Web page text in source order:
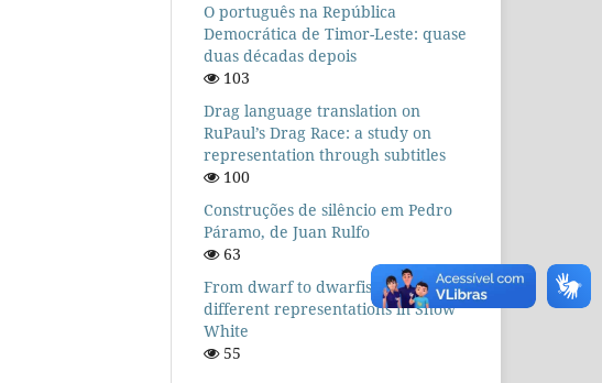
O português na República
Democrática de Timor-Leste: quase
duas décadas depois
103
Drag language translation on
RuPaul’s Drag Race: a study on
representation through subtitles
100
Construções de silêncio em Pedro
Páramo, de Juan Rulfo
63
From dwarf to dwarfism: the
different representations in Snow
White
55